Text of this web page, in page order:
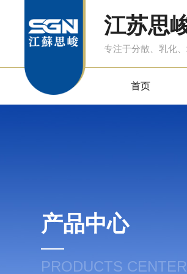
江苏思
专注于分散、乳化
首页
产品中心
PRODUCTS CENTER